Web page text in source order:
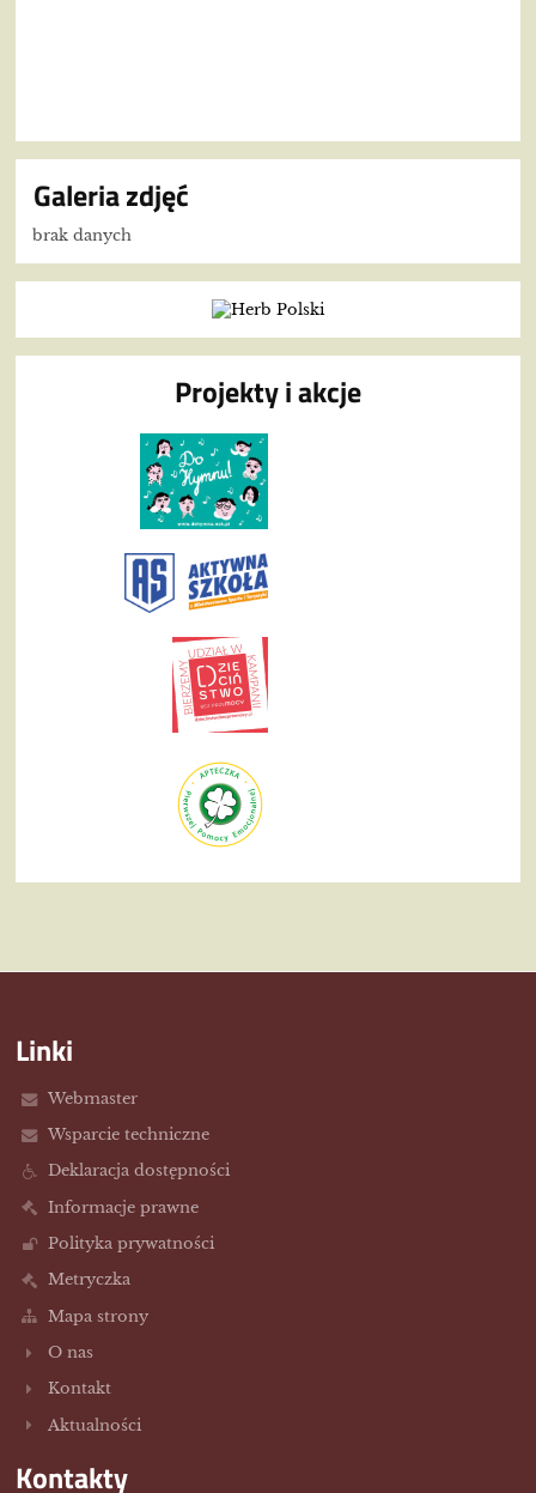
Galeria zdjęć
brak danych
Projekty i akcje
Linki
Webmaster
Wsparcie techniczne
Deklaracja dostępności
Informacje prawne
Polityka prywatności
Metryczka
Mapa strony
O nas
Kontakt
Aktualności
Kontakty